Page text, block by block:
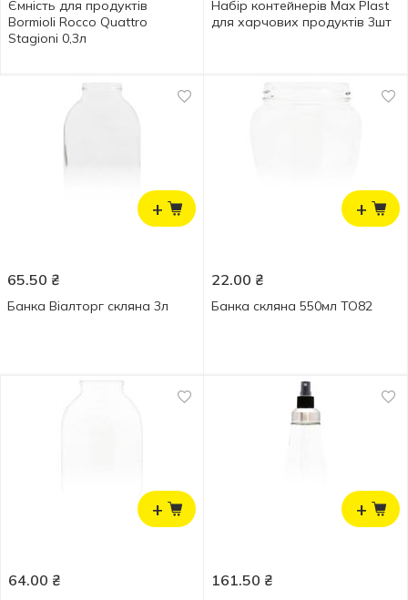
Ємність для продуктів
Bormioli Rocco Quattro
Stagioni 0,3л
Набір контейнерів Max Plast
для харчових продуктів 3шт
+
65.50 ₴
Банка Віалторг скляна 3л
+
22.00 ₴
Банка скляна 550мл ТО82
+
64.00 ₴
+
161.50 ₴